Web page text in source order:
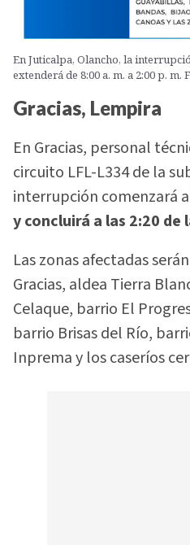
En Juticalpa, Olancho, la
extenderá de 8:00 a. m. a 2:00 p. m.
Gracias, Lempira
En Gracias, personal
circuito LFL-L334 de la
interrupción comenzará
y concluirá a las 2:20 de
Las zonas afectadas
Gracias, aldea Tierra
Celaque, barrio El
barrio Brisas del Río,
Inprema y los caseríos